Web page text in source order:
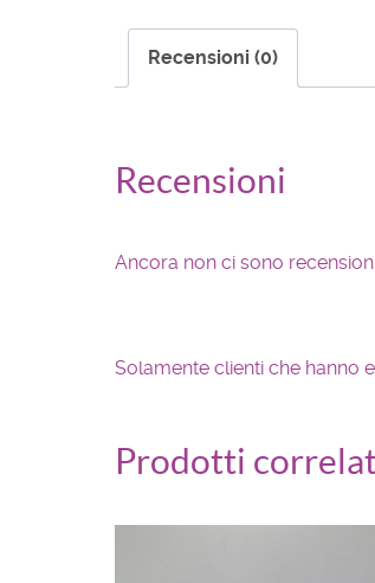
Recensioni (0)
Recensioni
Ancora non ci sono
Solamente clienti che hanno
Prodotti